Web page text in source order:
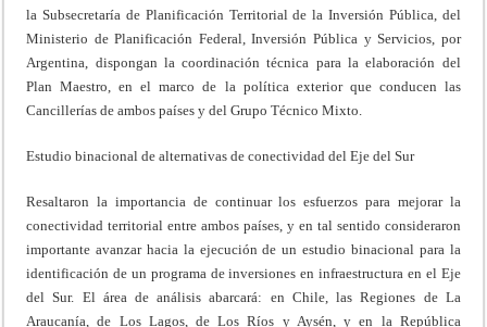
la Subsecretaría de Planificación Territorial de la Inversión Pública, del
Ministerio de Planificación Federal, Inversión Pública y Servicios, por
Argentina, dispongan la coordinación técnica para la elaboración del
Plan Maestro, en el marco de la política exterior que conducen las
Cancillerías de ambos países y del Grupo Técnico Mixto.
Estudio binacional de alternativas de conectividad del Eje del Sur
Resaltaron la importancia de continuar los esfuerzos para mejorar la
conectividad territorial entre ambos países, y en tal sentido consideraron
importante avanzar hacia la ejecución de un estudio binacional para la
identificación de un programa de inversiones en infraestructura en el Eje
del Sur. El área de análisis abarcará: en Chile, las Regiones de La
Araucanía, de Los Lagos, de Los Ríos y Aysén, y en la República